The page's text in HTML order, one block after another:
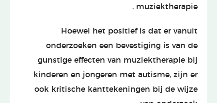
muziektherapie .
Hoewel het positief is dat er vanuit
onderzoeken een bevestiging is van de
gunstige effecten van muziektherapie bij
kinderen en jongeren met autisme, zijn er
ook kritische kanttekeningen bij de wijze